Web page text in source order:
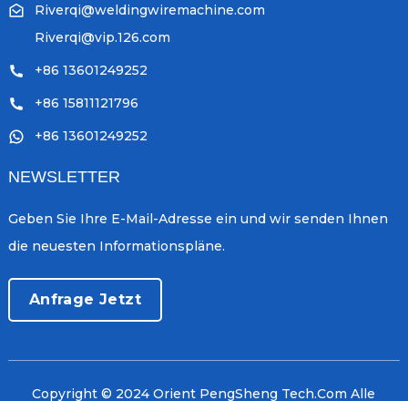
Riverqi@weldingwiremachine.com
Riverqi@vip.126.com
+86 13601249252
+86 15811121796
+86 13601249252
NEWSLETTER
Geben Sie Ihre E-Mail-Adresse ein und wir senden Ihnen
die neuesten Informationspläne.
Anfrage Jetzt
Copyright © 2024 Orient PengSheng Tech.Com Alle